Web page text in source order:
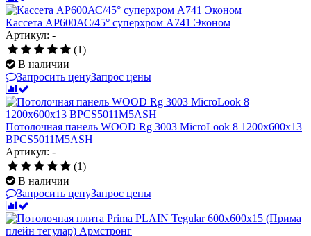
Кассета AP600АС/45° суперхром А741 Эконом
Артикул: -
(1)
В наличии
Запросить ценуЗапрос цены
Потолочная панель WOOD Rg 3003 MicroLook 8 1200x600x13
BPCS5011M5ASH
Артикул: -
(1)
В наличии
Запросить ценуЗапрос цены